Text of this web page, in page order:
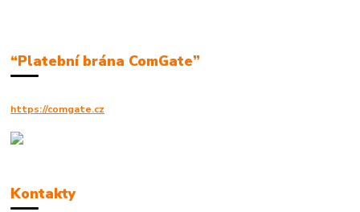
“Platební brána ComGate”
https://comgate.cz
Kontakty